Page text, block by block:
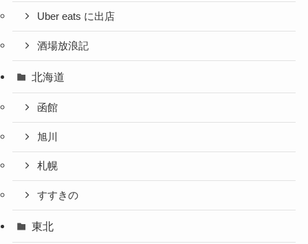
Uber eats に出店
酒場放浪記
北海道
函館
旭川
札幌
すすきの
東北